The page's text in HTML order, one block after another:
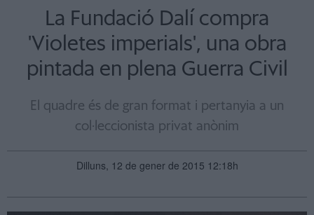
La Fundació Dalí compra
'Violetes imperials', una obra
pintada en plena Guerra Civil
El quadre és de gran format i pertanyia a un
col·leccionista privat anònim
Dilluns, 12 de gener de 2015 12:18h